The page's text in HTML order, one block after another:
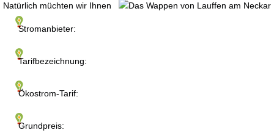
Stromanbieter:
Tarifbezeichnung:
Ökostrom-Tarif:
Grundpreis:
Natürlich müchten wir Ihnen